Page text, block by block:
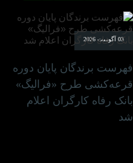
03 آگوست 2026
فهرست برندگان پایان دوره
قرعه‌کشی طرح «فرالیگ»
بانک رفاه کارگران اعلام
شد